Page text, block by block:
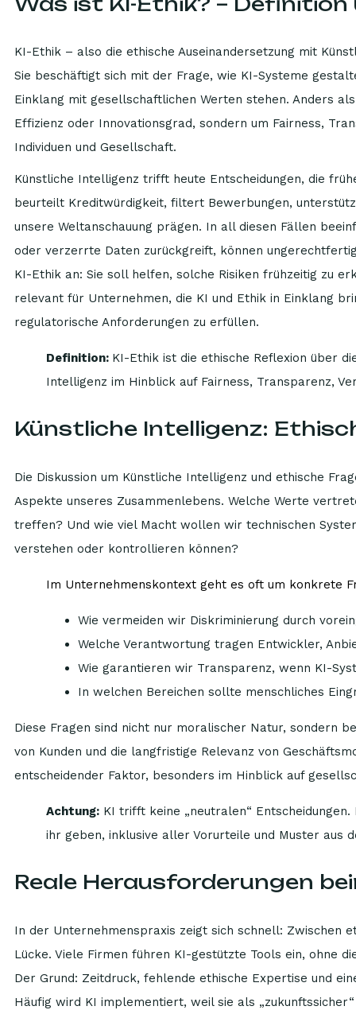
KI-Ethik – also die ethische Auseinandersetzung mit
Sie beschäftigt sich mit der Frage, wie KI-Systeme
Einklang mit gesellschaftlichen Werten stehen. Anders
Effizienz oder Innovationsgrad, sondern um Fairness,
Individuen und Gesellschaft.
Künstliche Intelligenz trifft heute Entscheidungen, die
beurteilt Kreditwürdigkeit, filtert Bewerbungen,
unsere Weltanschauung prägen. In all diesen Fällen
oder verzerrte Daten zurückgreift, können
KI-Ethik an: Sie soll helfen, solche Risiken frühzeitig zu
relevant für Unternehmen, die KI und Ethik in Einklang
regulatorische Anforderungen zu erfüllen.
Definition: KI-Ethik ist die ethische Reflexion über
Intelligenz im Hinblick auf Fairness, Transparenz,
Künstliche Intelligenz:
Die Diskussion um Künstliche Intelligenz und ethische
Aspekte unseres Zusammenlebens. Welche Werte
treffen? Und wie viel Macht wollen wir technischen
verstehen oder kontrollieren können?
Im Unternehmenskontext geht es oft um konkrete
Wie vermeiden wir Diskriminierung durch
Welche Verantwortung tragen Entwickler,
Wie garantieren wir Transparenz, wenn KI-
In welchen Bereichen sollte menschliches
Diese Fragen sind nicht nur moralischer Natur, sondern
von Kunden und die langfristige Relevanz von
entscheidender Faktor, besonders im Hinblick auf
Achtung: KI trifft keine „neutralen“
ihr geben, inklusive aller Vorurteile und Muster aus
Reale Herausforderungen
In der Unternehmenspraxis zeigt sich schnell: Zwischen
Lücke. Viele Firmen führen KI-gestützte Tools ein, ohne
Der Grund: Zeitdruck, fehlende ethische Expertise und
Häufig wird KI implementiert, weil sie als